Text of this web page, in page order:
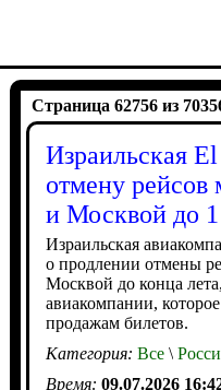
Страница 62756 из
Израильская
отмену
и Москвой до 1
Израильская
о продлении отмены
Москвой до конца
авиакомпании,
продажам билетов.
Категория: Все\
Время: 09.07.2026